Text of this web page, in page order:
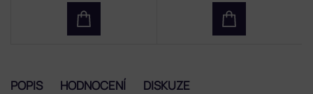
POPIS HODNOCENÍ DISKUZE